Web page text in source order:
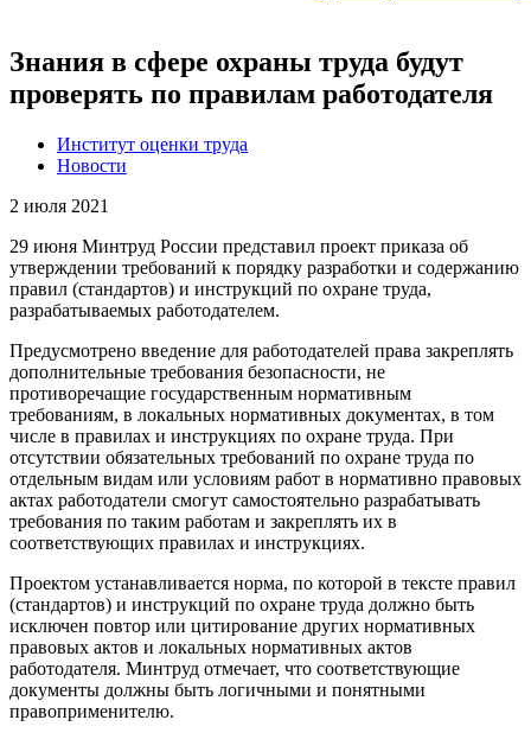
Знания в сфере охраны труда будут
проверять по правилам работодателя
Институт оценки труда
Новости
2 июля 2021
29 июня Минтруд России представил проект приказа об
утверждении требований к порядку разработки и содержанию
правил (стандартов) и инструкций по охране труда,
разрабатываемых работодателем.
Предусмотрено введение для работодателей права закреплять
дополнительные требования безопасности, не
противоречащие государственным нормативным
требованиям, в локальных нормативных документах, в том
числе в правилах и инструкциях по охране труда. При
отсутствии обязательных требований по охране труда по
отдельным видам или условиям работ в нормативно правовых
актах работодатели смогут самостоятельно разрабатывать
требования по таким работам и закреплять их в
соответствующих правилах и инструкциях.
Проектом устанавливается норма, по которой в тексте правил
(стандартов) и инструкций по охране труда должно быть
исключен повтор или цитирование других нормативных
правовых актов и локальных нормативных актов
работодателя. Минтруд отмечает, что соответствующие
документы должны быть логичными и понятными
правоприменителю.